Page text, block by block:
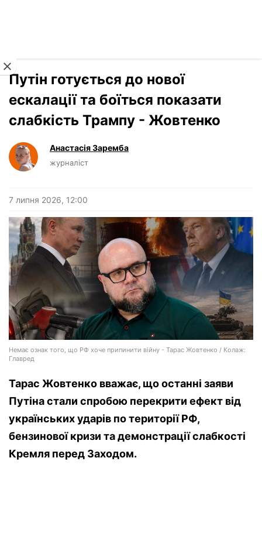
Путін готується до нової
ескалації та боїться показати
слабкість Трампу - Жовтенко
Анастасія Заремба
журналіст
7 липня 2026, 12:00
Немає ознак того, що РФ хоче припинити війну - Тарас Жовтенко / Колаж:
Главред
Тарас Жовтенко вважає, що останні заяви
Путіна стали спробою перекрити ефект від
українських ударів по території РФ,
бензинової кризи та демонстрації слабкості
Кремля перед Заходом.